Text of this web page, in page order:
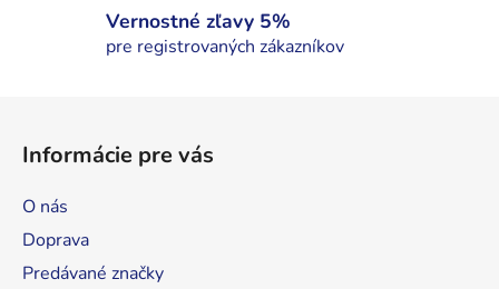
ý
p
Vernostné zľavy 5%
pre registrovaných zákazníkov
Informácie pre vás
O nás
Doprava
Predávané značky